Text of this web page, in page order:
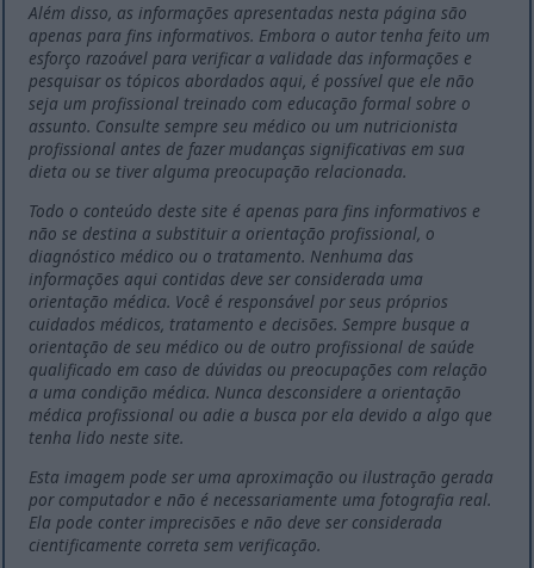
Além disso, as informações apresentadas nesta página são
apenas para fins informativos. Embora o autor tenha feito um
esforço razoável para verificar a validade das informações e
pesquisar os tópicos abordados aqui, é possível que ele não
seja um profissional treinado com educação formal sobre o
assunto. Consulte sempre seu médico ou um nutricionista
profissional antes de fazer mudanças significativas em sua
dieta ou se tiver alguma preocupação relacionada.
Todo o conteúdo deste site é apenas para fins informativos e
não se destina a substituir a orientação profissional, o
diagnóstico médico ou o tratamento. Nenhuma das
informações aqui contidas deve ser considerada uma
orientação médica. Você é responsável por seus próprios
cuidados médicos, tratamento e decisões. Sempre busque a
orientação de seu médico ou de outro profissional de saúde
qualificado em caso de dúvidas ou preocupações com relação
a uma condição médica. Nunca desconsidere a orientação
médica profissional ou adie a busca por ela devido a algo que
tenha lido neste site.
Esta imagem pode ser uma aproximação ou ilustração gerada
por computador e não é necessariamente uma fotografia real.
Ela pode conter imprecisões e não deve ser considerada
cientificamente correta sem verificação.